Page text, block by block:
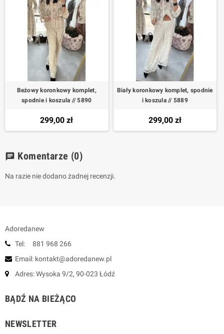
Beżowy koronkowy komplet,
spodnie i koszula // 5890
299,00 zł
Biały koronkowy komplet, spodnie
i koszula // 5889
299,00 zł
chat Komentarze (0)
Na razie nie dodano żadnej recenzji.
Adoredanew
Tel: 881 968 266
Email: kontakt@adoredanew.pl
Adres: Wysoka 9/2, 90-023 Łódź
BĄDŹ NA BIEŻĄCO
NEWSLETTER